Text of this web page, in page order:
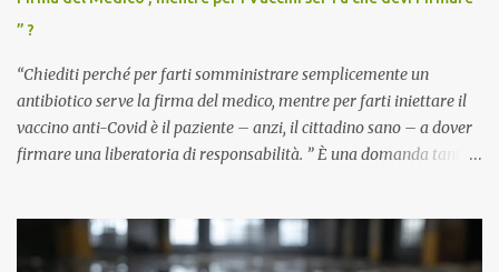
” ?
“Chiediti perché per farti somministrare semplicemente un
antibiotico serve la firma del medico, mentre per farti iniettare il
vaccino anti-Covid è il paziente – anzi, il cittadino sano – a dover
firmare una liberatoria di responsabilità. ” È una domanda tanto
pandemia. Un interrogativo che dovrebbe scuotere chiunque abbia
ancora il coraggio di pensare con la propria testa. Per il vaccino